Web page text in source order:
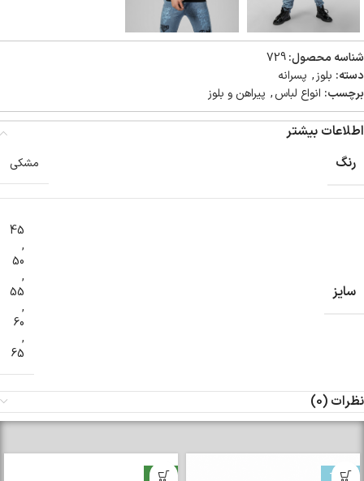
شناسه محصول:729
دسته: بلوز, پسرانه
برچسب: انواع لباس, پیراهن و بلوز
اطلاعات بیشتر
رنگ
مشکی
سایز
45
,
50
,
55
,
60
,
65
نظرات (0)
-33%
جدید